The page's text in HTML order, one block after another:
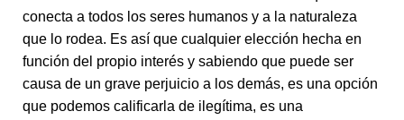
conecta a todos los seres humanos y a la naturaleza
que lo rodea. Es así que cualquier elección hecha en
función del propio interés y sabiendo que puede ser
causa de un grave perjuicio a los demás, es una opción
que podemos calificarla de ilegítima, es una